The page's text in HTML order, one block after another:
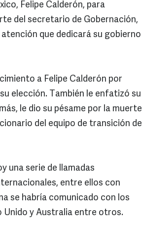
Felipe Calderón, para
del secretario de Gobernación,
que dedicará su gobierno
a Felipe Calderón por
elección. También le enfatizó su
le dio su pésame por la muerte
del equipo de transición de
una serie de llamadas
entre ellos con
se habría comunicado con los
Unido y Australia entre otros.